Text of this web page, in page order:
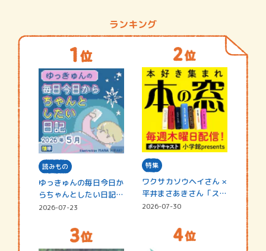
ランキング
読みもの
ゆっきゅんの毎日今日か
らちゃんとしたい日記
☆202…
2026-07-23
特集
ワクサカソウヘイさん ×
平井まさあきさん「スペ
シャ…
2026-07-30